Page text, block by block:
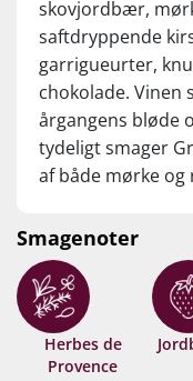
skovjordbær,
saftdryppende
garrigueurter,
chokolade. Vinen
årgangens bløde
tydeligt smager
af både mørke
finish, der rundes
lakrids og lidt
Banebrydende
levende legende,
gem 5-8 år fra
Smagenoter
Herbes de
Provence